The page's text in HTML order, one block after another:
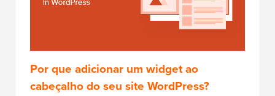
Por que adicionar um widget ao
cabeçalho do seu site WordPress?